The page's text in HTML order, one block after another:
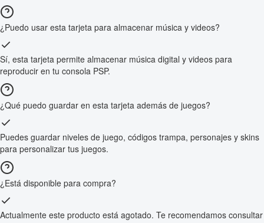
¿Puedo usar esta tarjeta para almacenar música y videos?
Sí, esta tarjeta permite almacenar música digital y videos para
reproducir en tu consola PSP.
¿Qué puedo guardar en esta tarjeta además de juegos?
Puedes guardar niveles de juego, códigos trampa, personajes y skins
para personalizar tus juegos.
¿Está disponible para compra?
Actualmente este producto está agotado. Te recomendamos consultar